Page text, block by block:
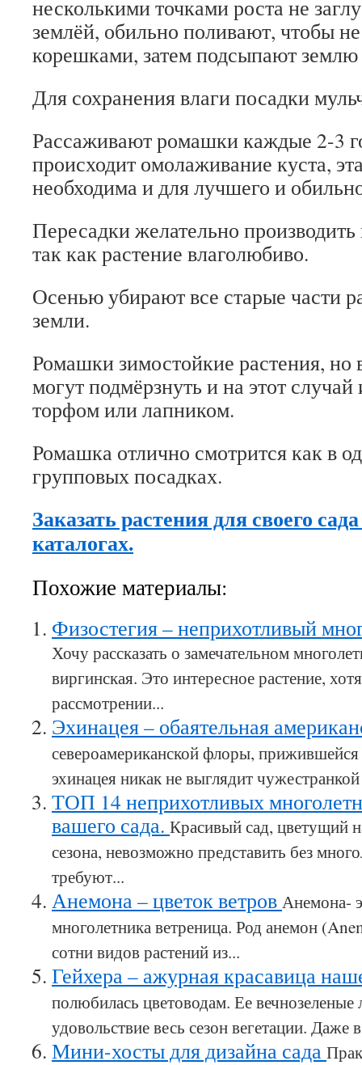
несколькими точками роста не
землёй, обильно поливают, чтобы
корешками, затем подсыпают
Для сохранения влаги посадки
Рассаживают ромашки каждые 2-3
происходит омолаживание куста,
необходима и для лучшего и
Пересадки желательно
так как растение влаголюбиво.
Осенью убирают все старые части
земли.
Ромашки зимостойкие растения,
могут подмёрзнуть и на этот
торфом или лапником.
Ромашка отлично смотрится как в
групповых посадках.
Заказать растения для своего
каталогах.
Похожие материалы:
Физостегия – неприхотливый
Хочу рассказать о замечательном
виргинская. Это интересное растение,
рассмотрении...
Эхинацея – обаятельная
североамериканской флоры,
эхинацея никак не выглядит
ТОП 14 неприхотливых
вашего сада. Красивый сад, цветущий
сезона, невозможно представить без
требуют...
Анемона – цветок ветров Анемона-
многолетника ветреница. Род анемон
сотни видов растений из...
Гейхера – ажурная красавица
полюбилась цветоводам. Ее вечнозеленые
удовольствие весь сезон вегетации. Даже
Мини-хосты для дизайна сада